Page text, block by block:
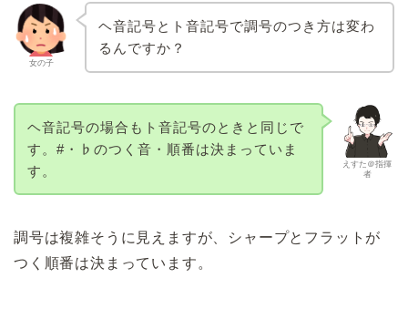
女の子
ヘ音記号とト音記号で調号のつき方は変わ
るんですか？
えすた＠指揮
者
ヘ音記号の場合もト音記号のときと同じで
す。#・♭のつく音・順番は決まっていま
す。
調号は複雑そうに見えますが、シャープとフラットが
つく順番は決まっています。